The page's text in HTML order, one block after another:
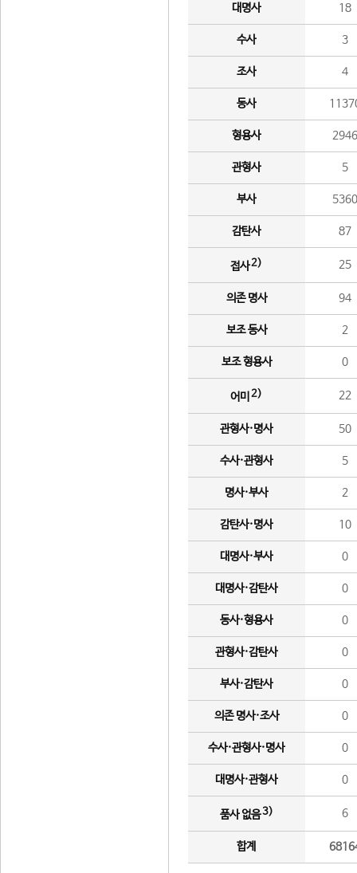
대명사 18
수사 3
조사 4
동사
형용사 2946
관형사 5
부사 5360
감탄사 87
접사2) 25
의존 명사 94
보조 동사 2
보조 형용사 0
어미 2) 22
관형사·명사 50
수사·관형사 5
명사·부사 2
감탄사·명사 10
대명사·부사 0
대명사·감탄사 0
동사·형용사 0
관형사·감탄사 0
부사·감탄사 0
의존 명사·조사 0
수사·관형사·명사 0
대명사·관형사 0
품사 없음3) 6
합계